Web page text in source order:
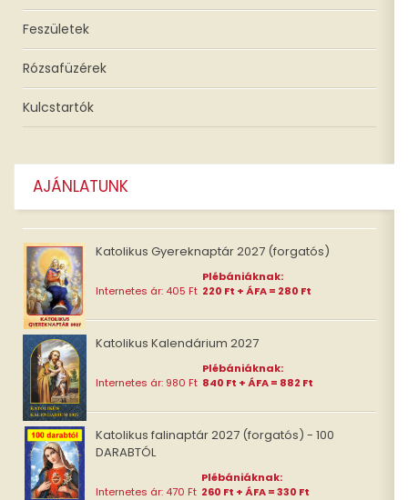
Feszületek
Rózsafüzérek
Kulcstartók
AJÁNLATUNK
Katolikus Gyereknaptár 2027 (forgatós)
Internetes ár: 405 Ft
Plébániáknak:
220 Ft + ÁFA = 280 Ft
Katolikus Kalendárium 2027
Internetes ár: 980 Ft
Plébániáknak:
840 Ft + ÁFA = 882 Ft
Katolikus falinaptár 2027 (forgatós) - 100
DARABTÓL
Internetes ár: 470 Ft
Plébániáknak:
260 Ft + ÁFA = 330 Ft